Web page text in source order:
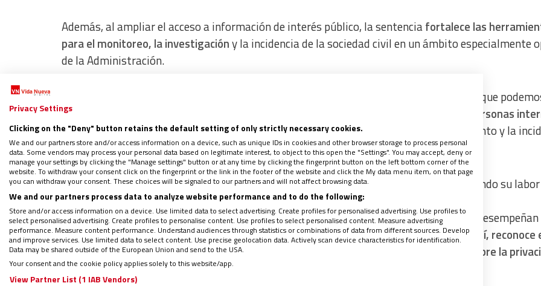
Además, al ampliar el acceso a información de interés público, la sentenciafortalece las
para el monitoreo, la investigacióny la incidencia de la sociedad civil en un ámbito especialmente
de la Administración.
“Es gracias al trabajo sostenido de personas voluntarias de los equipos de visita a CIE que
la voz sobre las vulneraciones de derechos en estos centros y
conocer el perfil de las personas
con esta sentencia podremos acceder además a información útil para el acompañamiento y la
ha dicho Iván Lendrino Tejerina, Coordinador del Programa CIE del SJM.
Ahora, la sentencia del Supremo toma en consideración la trayectoria del SJM, destacando su
cerca de 15
años de documentación, acompañamiento e investigación sobre los CIE y el papel que desempeñan
informes como fuente de información para profesionales y medios de comunicación.
Así, reconoce
interés legítimo de la sociedad civil en el acceso a información veraz y transparente sobre la
libertad de las personas extranjeras.
Privacy Settings
Clicking on the "Deny" button retains the default setting of only strictly necessary cookies.
We and our partners store and/or access information on a device, such as unique IDs in cookies and other browser storage to process personal
data. Some vendors may process your personal data based on legitimate interest, to object to this open the "Settings". You may accept, deny or
manage your settings by clicking the "Manage settings" button or at any time by clicking the fingerprint button on the left bottom corner of the
website. To withdraw your consent click on the fingerprint or the link in the footer of the website and click the My data menu item, on that page
you can withdraw your consent. These choices will be signaled to our partners and will not affect browsing data.
We and our partners process data to analyze website performance and to do the following:
Store and/or access information on a device. Use limited data to select advertising. Create profiles for personalised advertising. Use profiles to
select personalised advertising. Create profiles to personalise content. Use profiles to select personalised content. Measure advertising
performance. Measure content performance. Understand audiences through statistics or combinations of data from different sources. Develop
and improve services. Use limited data to select content. Use precise geolocation data. Actively scan device characteristics for identification.
Data may be shared outside of the European Union and send to the USA.
Your consent and the cookie policy applies solely to this website/app.
View Partner List (1 IAB Vendors)